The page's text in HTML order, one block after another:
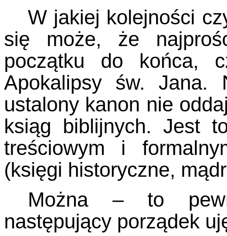
W jakiej kolejności
się może, że
początku do końca,
Apokalipsy św. Jana.
ustalony kanon nie
ksiąg biblijnych. Jest
treściowym i
(księgi historyczne,
Można – to
następujący porządek